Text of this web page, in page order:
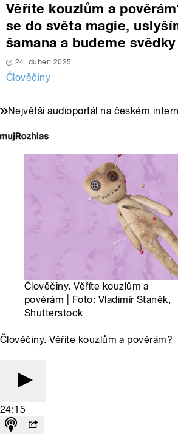
Věříte kouzlům a
se do světa magie,
šamana a budeme
24. duben 2025
Člověčiny
Největší audioportál na českém
Člověčiny. Věříte kouzlům a
pověrám | Foto: Vladimír Staněk,
Shutterstock
Člověčiny. Věříte kouzlům a pověrám?
24:15